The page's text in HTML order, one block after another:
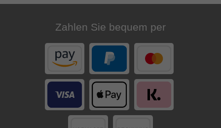
Zahlen Sie bequem per